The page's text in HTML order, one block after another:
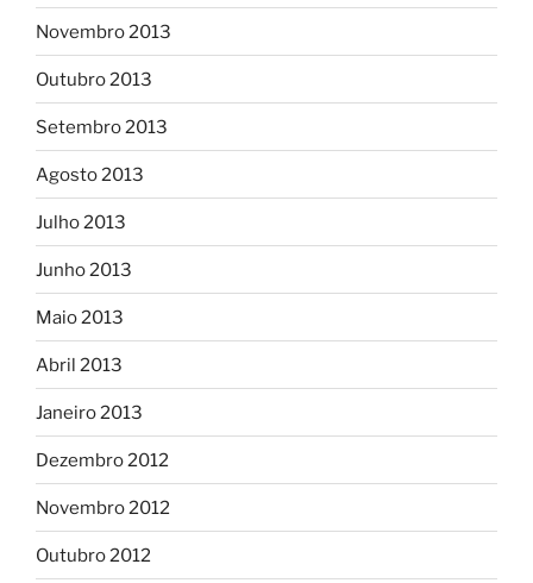
Novembro 2013
Outubro 2013
Setembro 2013
Agosto 2013
Julho 2013
Junho 2013
Maio 2013
Abril 2013
Janeiro 2013
Dezembro 2012
Novembro 2012
Outubro 2012